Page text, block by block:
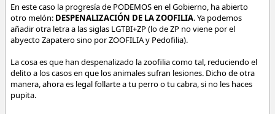
En este caso la progresía de PODEMOS en el Gobierno, ha abierto
otro melón: DESPENALIZACIÓN DE LA ZOOFILIA. Ya podemos
añadir otra letra a las siglas LGTBI+ZP (lo de ZP no viene por el
abyecto Zapatero sino por ZOOFILIA y Pedofilia).
La cosa es que han despenalizado la zoofilia como tal, reduciendo el
delito a los casos en que los animales sufran lesiones. Dicho de otra
manera, ahora es legal follarte a tu perro o tu cabra, si no les haces
pupita.